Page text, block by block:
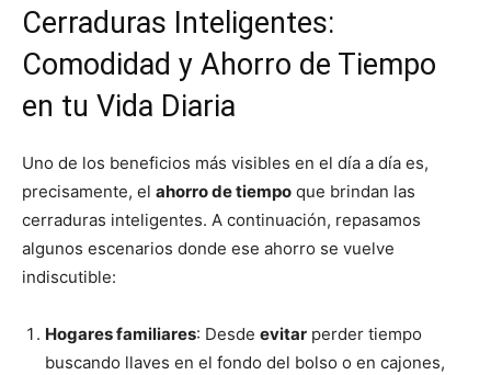
Cerraduras Inteligentes:
Comodidad y Ahorro de Tiempo
en tu Vida Diaria
Uno de los beneficios más visibles en el día a día es,
precisamente, el ahorro de tiempo que brindan las
cerraduras inteligentes. A continuación, repasamos
algunos escenarios donde ese ahorro se vuelve
indiscutible:
Hogares familiares: Desde evitar perder tiempo
buscando llaves en el fondo del bolso o en cajones,